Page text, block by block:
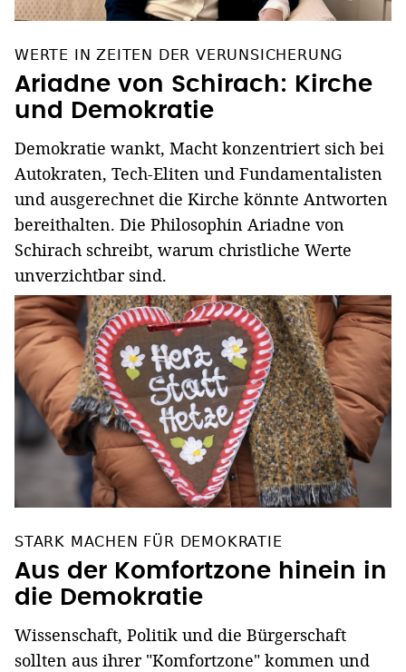
WERTE IN ZEITEN DER VERUNSICHERUNG
Ariadne von Schirach: Kirche
und Demokratie
Demokratie wankt, Macht konzentriert sich bei
Autokraten, Tech-Eliten und Fundamentalisten
und ausgerechnet die Kirche könnte Antworten
bereithalten. Die Philosophin Ariadne von
Schirach schreibt, warum christliche Werte
unverzichtbar sind.
STARK MACHEN FÜR DEMOKRATIE
Aus der Komfortzone hinein in
die Demokratie
Wissenschaft, Politik und die Bürgerschaft
sollten aus ihrer "Komfortzone" kommen und